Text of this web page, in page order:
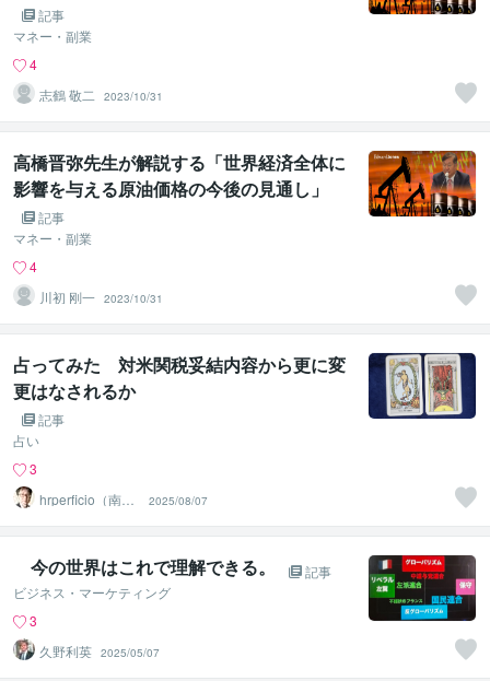
記事
マネー・副業
4
志鶴 敬二
2023/10/31
高橋晋弥先生が解説する「世界経済全体に
影響を与える原油価格の今後の見通し」
記事
マネー・副業
4
川初 刚一 2023/10/31
占ってみた 対米関税妥結内容から更に変
更はなされるか
記事
占い
3
hrperficio（南仙
台の父）
2025/08/07
今の世界はこれで理解できる。
記事
ビジネス・マーケティング
3
久野利英 2025/05/07